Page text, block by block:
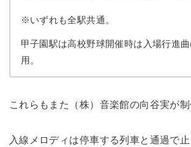
※いずれも全駅共通。
甲子園駅は高校野球開催時は入場行進
用。
これらもまた（株）音楽館の向谷実が制
入線メロディは停車する列車と通過で